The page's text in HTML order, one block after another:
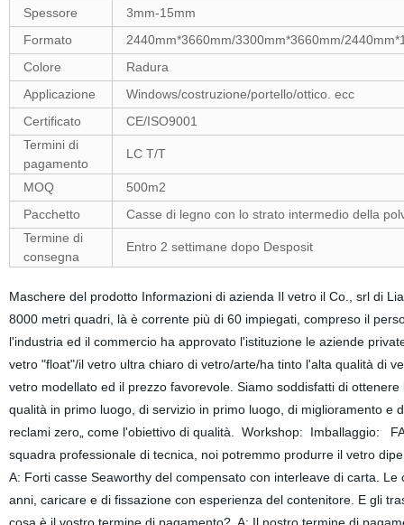
Spessore
3mm-15mm
Formato
2440mm*3660mm/3300mm*3660mm/
Colore
Radura
Applicazione
Windows/costruzione/portello/ottico. ecc
Certificato
CE/ISO9001
Termini di
pagamento
LC T/T
MOQ
500m2
Pacchetto
Casse di legno con lo strato intermedio della
Termine di
consegna
Entro 2 settimane dopo Desposit
Maschere del prodotto Informazioni di azienda Il vetro il Co., srl di
8000 metri quadri, là è corrente più di 60 impiegati, compreso il
l'industria ed il commercio ha approvato l'istituzione le aziende
vetro "float"/il vetro ultra chiaro di vetro/arte/ha tinto l'alta qualità di
vetro modellato ed il prezzo favorevole. Siamo soddisfatti di
qualità in primo luogo, di servizio in primo luogo, di miglioramento e
reclami zero„ come l'obiettivo di qualità. Workshop: Imballaggio:
squadra professionale di tecnica, noi potremmo produrre il vetro
A: Forti casse Seaworthy del compensato con interleave di carta.
anni, caricare e di fissazione con esperienza del contenitore. E gli